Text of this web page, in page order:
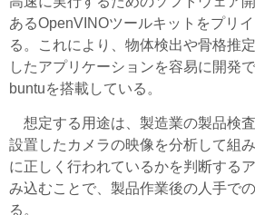
あるOpenVINOツールキットをプリ
る。これにより、物体検出や骨格推
したアプリケーションを容易に開発
buntuを搭載している。
想定する用途は、製造業の製品検
設置したカメラの映像を分析して組
に正しく行われているかを判断する
み込むことで、製品作業後の人手で
る。